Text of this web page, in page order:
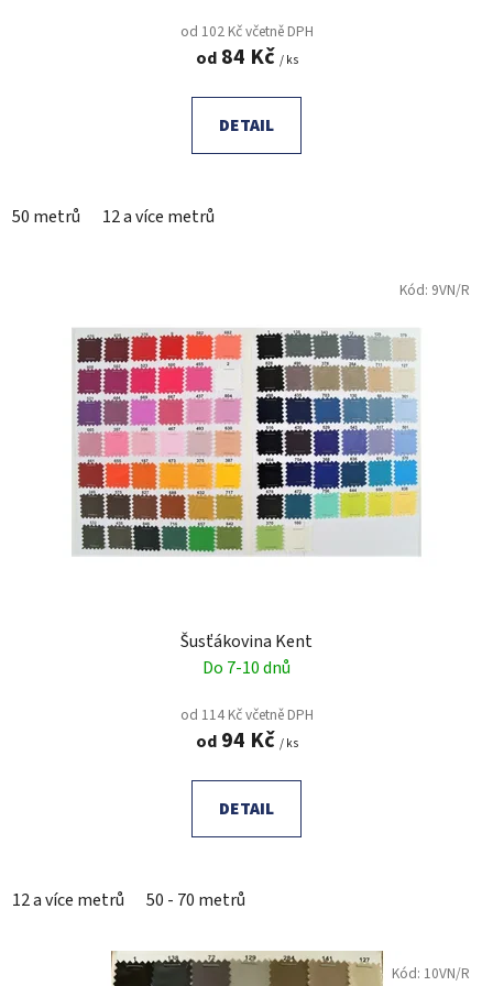
od 102 Kč včetně DPH
od84 Kč / ks
DETAIL
50 metrů 12 a více metrů
Šusťákovina Kent
Do 7-10 dnů
od 114 Kč včetně DPH
od94 Kč / ks
DETAIL
12 a více metrů 50 - 70 metrů
Kód: 9VN/R
Kód: 10VN/R